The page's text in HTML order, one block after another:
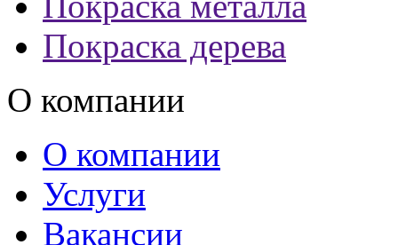
Покраска дерева
О компании
О компании
Услуги
Вакансии